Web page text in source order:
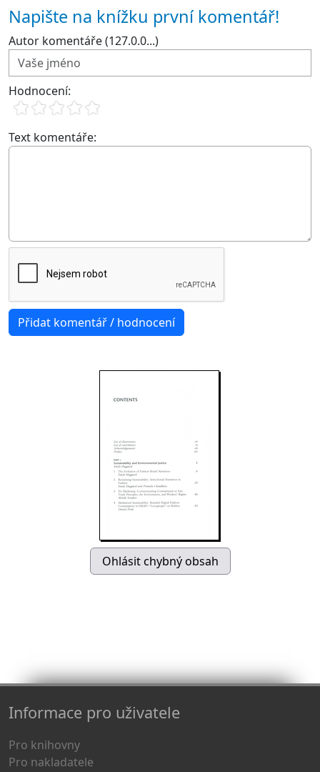
Napište na knížku první komentář!
Autor komentáře (127.0.0...)
Hodnocení:
Text komentáře:
Informace pro uživatele
Pro knihovny
Pro nakladatele